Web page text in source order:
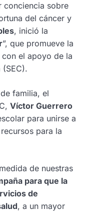
conciencia sobre
del cáncer y
, inició la
”, que promueve la
el apoyo de la
familia, el
Víctor Guerrero
para unirse a
para la
de nuestras
para que la
de
, a un mayor